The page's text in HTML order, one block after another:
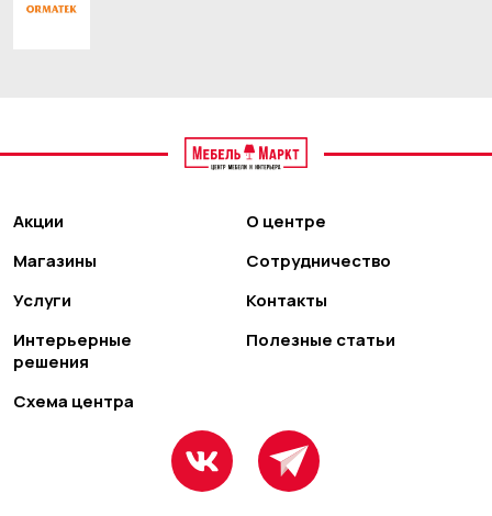
Акции
Магазины
Услуги
Интерьерные
решения
Схема центра
О центре
Сотрудничество
Контакты
Полезные статьи